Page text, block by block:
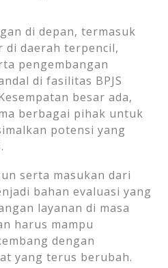
di depan, termasuk
daerah terpencil,
pengembangan
di fasilitas BPJS
besar ada,
berbagai pihak untuk
potensi yang
serta masukan dari
bahan evaluasi yang
layanan di masa
harus mampu
dengan
yang terus berubah.